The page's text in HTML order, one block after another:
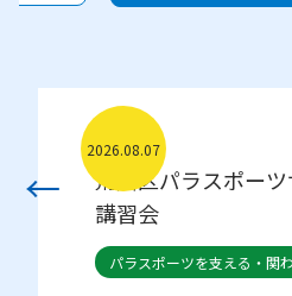
2026.07.31
第20回全日本ブラ
権
大会・イベント事業・取組/
←
2026.08.07
荒川区パラスポー
講習会
パラスポーツを支える・関
2026.08.05
柔らかいボールを
ー・ボウリング・車
ー・テニス 体験会
日 江東区）